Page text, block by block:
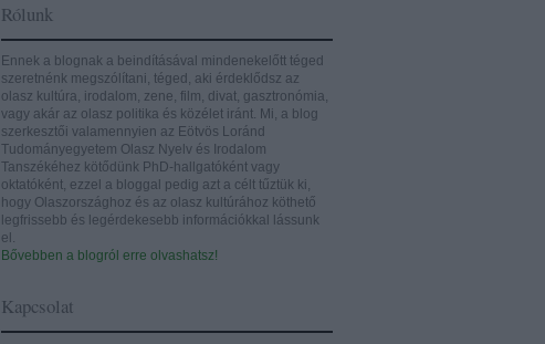
Rólunk
Ennek a blognak a beindításával mindenekelőtt téged
szeretnénk megszólítani, téged, aki érdeklődsz az
olasz kultúra, irodalom, zene, film, divat, gasztronómia,
vagy akár az olasz politika és közélet iránt. Mi, a blog
szerkesztői valamennyien az Eötvös Loránd
Tudományegyetem Olasz Nyelv és Irodalom
Tanszékéhez kötődünk PhD-hallgatóként vagy
oktatóként, ezzel a bloggal pedig azt a célt tűztük ki,
hogy Olaszországhoz és az olasz kultúrához köthető
legfrissebb és legérdekesebb információkkal lássunk
el.
Bővebben a blogról erre olvashatsz!
Kapcsolat